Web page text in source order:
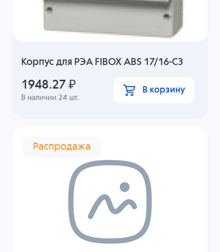
Корпус для РЭА FIBOX ABS 17/16-C3
В наличии 24 шт.
1948.27 ₽ В корзину
Распродажа